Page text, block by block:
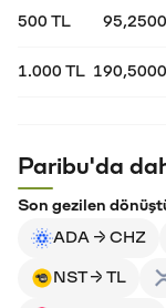
500 TL 95,2500
1.000 TL 190,5000
Paribu'da
Son gezilen
ADA → CHZ
NST → TL